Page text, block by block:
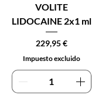
VOLITE
LIDOCAINE 2x1 ml
Precio
229,95 €
Impuesto excluido